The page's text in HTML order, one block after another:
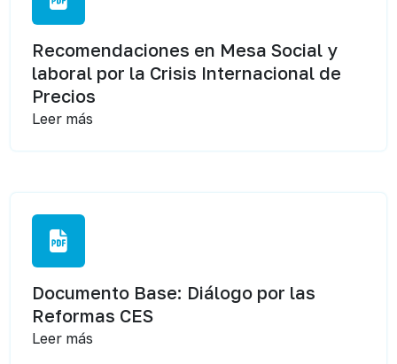
Recomendaciones en Mesa Social y
laboral por la Crisis Internacional de
Precios
Leer más
Documento Base: Diálogo por las
Reformas CES
Leer más